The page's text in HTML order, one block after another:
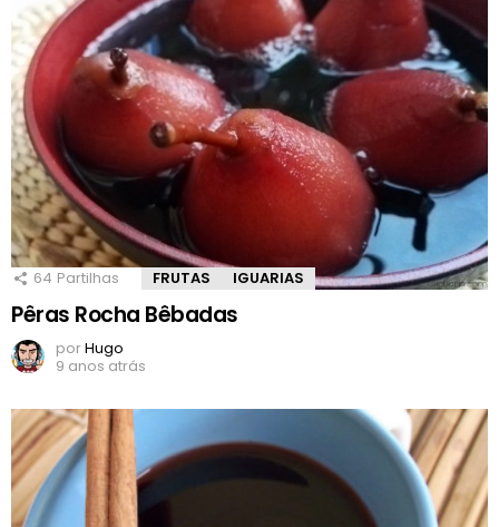
64 Partilhas FRUTAS IGUARIAS
Pêras Rocha Bêbadas
porHugo
9 anos atrás